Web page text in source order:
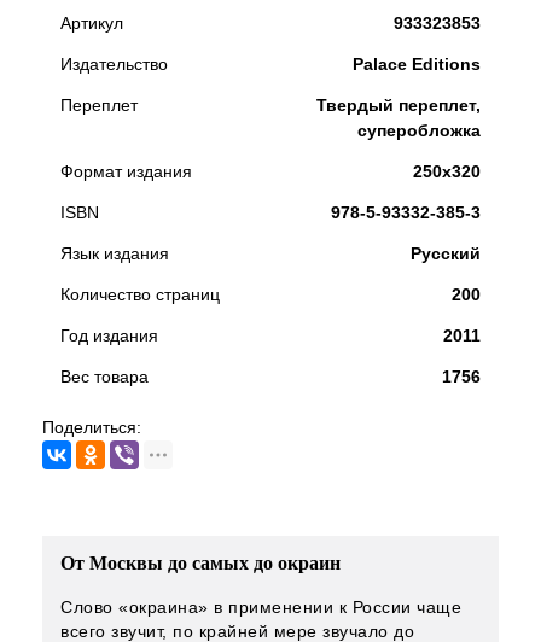
Артикул 933323853
Издательство Palace Editions
Переплет
Твердый переплет,
суперобложка
Формат издания 250х320
ISBN 978-5-93332-385-3
Язык издания Русский
Количество страниц 200
Год издания 2011
Вес товара 1756
Поделиться:
От Москвы до самых до окраин
Слово «окраина» в применении к России чаще
всего звучит, по крайней мере звучало до